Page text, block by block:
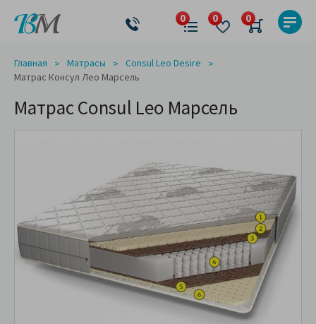
Главная Матрасы
Consul Leo Desire
Матрас Консул Лео Марсель
Матрас Consul Leo Марсель